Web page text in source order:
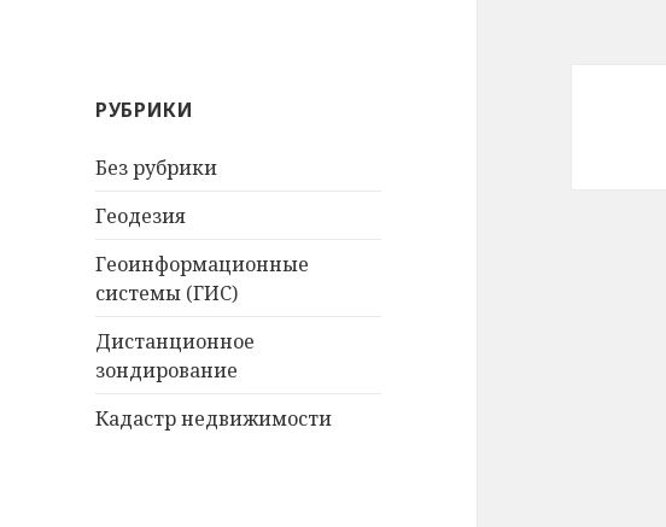
РУБРИКИ
Без рубрики
Геодезия
Геоинформационные
системы (ГИС)
Дистанционное
зондирование
Кадастр недвижимости